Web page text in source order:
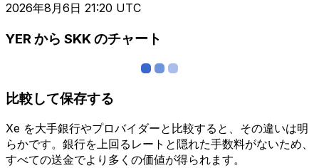
2026年8月6日 21:20 UTC
YER から SKK のチャート
比較して保存する
Xe を大手銀行やプロバイダーと比較すると、その違いは明
らかです。銀行を上回るレートと隠れた手数料がないため、
すべての送金でより多くの価値が得られます。